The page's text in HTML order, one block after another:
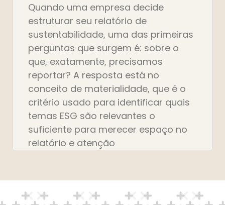
Quando uma empresa decide
estruturar seu relatório de
sustentabilidade, uma das primeiras
perguntas que surgem é: sobre o
que, exatamente, precisamos
reportar? A resposta está no
conceito de materialidade, que é o
critério usado para identificar quais
temas ESG são relevantes o
suficiente para merecer espaço no
relatório e atenção